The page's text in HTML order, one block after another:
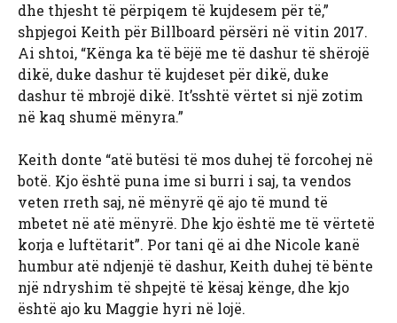
dhe thjesht të përpiqem të kujdesem për të,”
shpjegoi Keith për Billboard përsëri në vitin 2017.
Ai shtoi, “Kënga ka të bëjë me të dashur të shërojë
dikë, duke dashur të kujdeset për dikë, duke
dashur të mbrojë dikë. It’sshtë vërtet si një zotim
në kaq shumë mënyra.”
Keith donte “atë butësi të mos duhej të forcohej në
botë. Kjo është puna ime si burri i saj, ta vendos
veten rreth saj, në mënyrë që ajo të mund të
mbetet në atë mënyrë. Dhe kjo është me të vërtetë
korja e luftëtarit”. Por tani që ai dhe Nicole kanë
humbur atë ndjenjë të dashur, Keith duhej të bënte
një ndryshim të shpejtë të kësaj kënge, dhe kjo
është ajo ku Maggie hyri në lojë.